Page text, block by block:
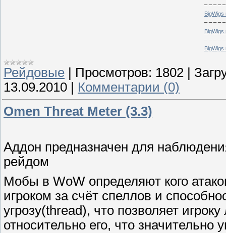
BigWigs
BigWigs
BigWigs
Рейдовые Просмотров: 1802
13.09.2010
Комментарии (0)
Omen Threat Meter (3.3)
Аддон предназначен для
рейдом
Мобы в WoW определяют кого
игроком за счёт спеллов и
угрозу(thread), что позволяет
относительно его, что